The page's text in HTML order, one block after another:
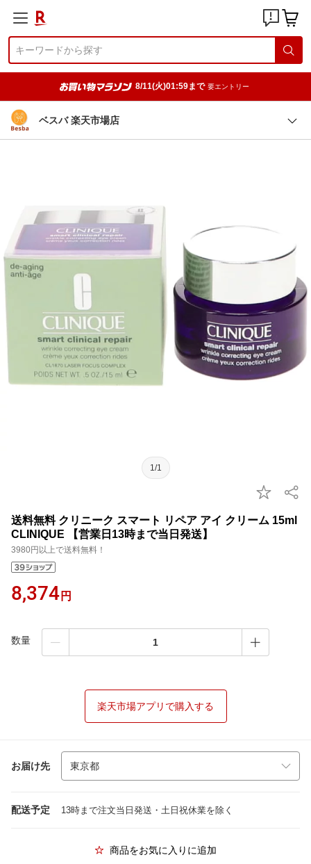
8/11(火)01:59まで 要エントリー
ベスバ 楽天市場店
1/1
送料無料 クリニーク スマート リペア アイ クリーム 15ml
CLINIQUE 【営業日13時まで当日発送】
3980円以上で送料無料！
8,374 円
数量
楽天市場アプリで購入する
お届け先
配送予定 13時まで注文当日発送・土日祝休業を除く
商品をお気に入りに追加